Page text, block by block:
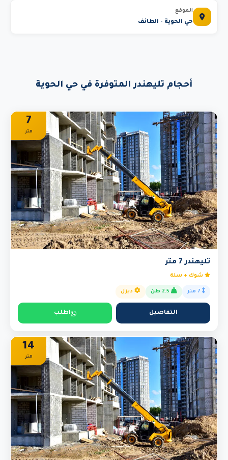
الموقع
حي الحوية - الطائف
أحجام تليهندر المتوفرة في حي الحوية
7
متر
تليهندر 7 متر
شوك + سلة
ديزل
التفاصيل اطلب
14
متر